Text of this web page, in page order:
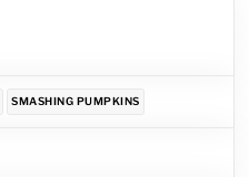
SMASHING PUMPKINS